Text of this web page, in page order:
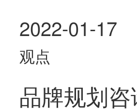
2022-01-17
观点
品牌规划